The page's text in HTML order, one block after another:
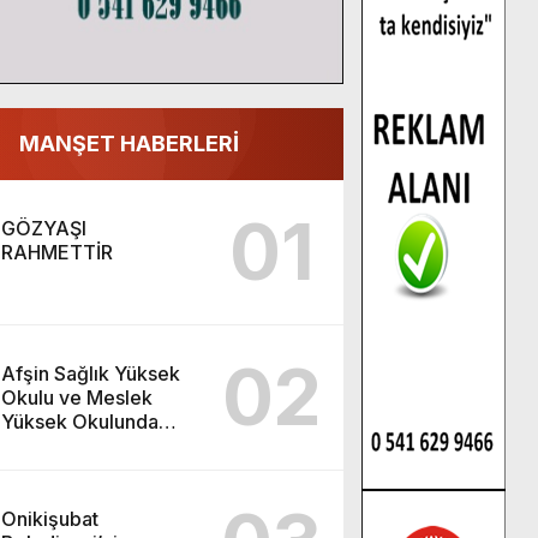
MANŞET HABERLERİ
GÖZYAŞI
RAHMETTİR
01
Afşin Sağlık Yüksek
Okulu ve Meslek
Yüksek Okulunda
02
Onikişubat